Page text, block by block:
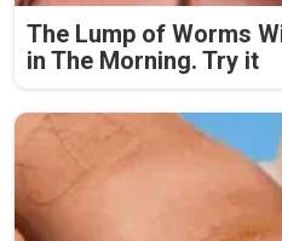
The Lump of Worms
in The Morning. Try it